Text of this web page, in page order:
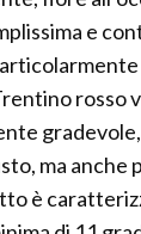
e
rosso
ma anche
è